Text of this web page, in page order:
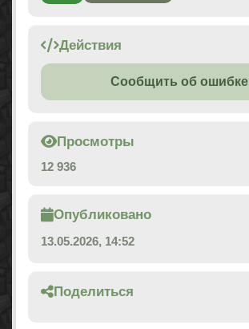
Действия
Сообщить об ошибке
Просмотры
12 936
Опубликовано
13.05.2026, 14:52
Поделиться